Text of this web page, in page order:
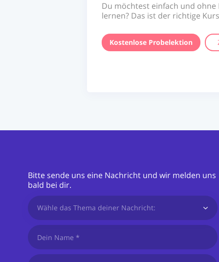
Du möchtest einfach und ohne
lernen? Das ist der richtige
Kostenlose Probelektion
Bitte sende uns eine Nachricht und wir melden uns
bald bei dir.
Wähle das Thema deiner Nachricht: